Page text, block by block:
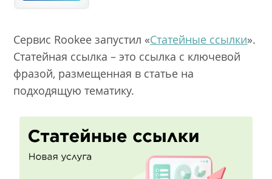
Сервис Rookee запустил «Статейные ссылки».
Статейная ссылка – это ссылка с ключевой
фразой, размещенная в статье на
подходящую тематику.